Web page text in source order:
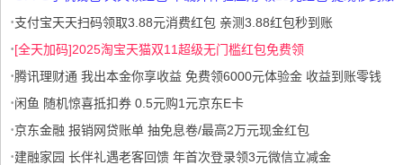
·支付宝天天扫码领取3.88元消费红包 亲测3.88红包秒到账
·[全天加码]2025淘宝天猫双11超级无门槛红包免费领
·腾讯理财通 我出本金你享收益 免费领6000元体验金 收益到账零钱
·闲鱼 随机惊喜抵扣券 0.5元购1元京东E卡
·京东金融 报销网贷账单 抽免息卷/最高2万元现金红包
·建融家园 长伴礼遇老客回馈 年首次登录领3元微信立减金